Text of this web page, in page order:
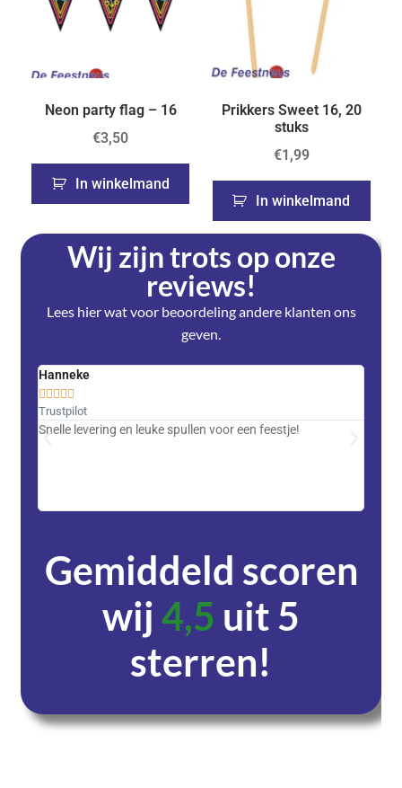
Neon party flag – 16
€3,50
In winkelmand
Prikkers Sweet 16, 20
stuks
€1,99
In winkelmand
Wij zijn trots op onze
reviews!
Lees hier wat voor beoordeling andere klanten ons
geven.
Hanneke
    
Trustpilot
Snelle levering en leuke spullen voor een feestje!
Gemiddeld scoren
wij4,5 uit 5
sterren!